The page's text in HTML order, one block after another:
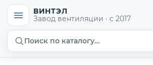
ВИНТЭЛ
Завод вентиляции · с 2017
Поиск по каталогу…